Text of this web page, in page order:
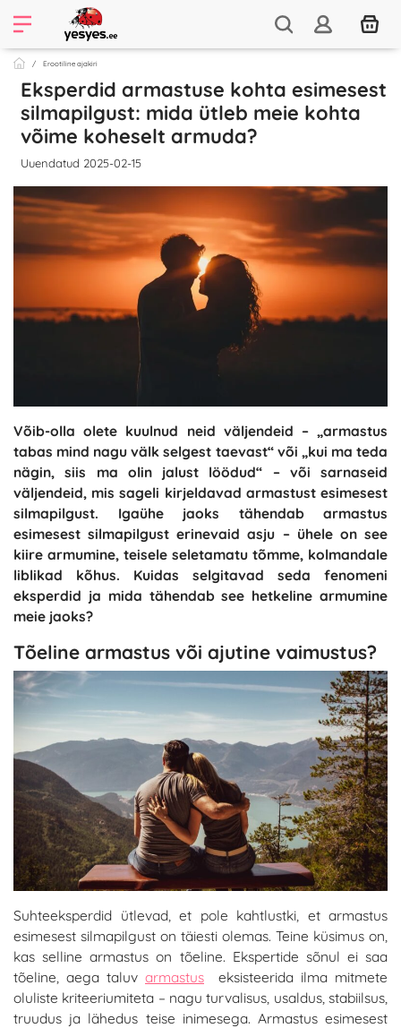
Erootiline ajakiri
Eksperdid armastuse kohta esimesest
silmapilgust: mida ütleb meie kohta
võime koheselt armuda?
Uuendatud 2025-02-15
Võib-olla olete kuulnud neid väljendeid – „armastus
tabas mind nagu välk selgest taevast“ või „kui ma teda
nägin, siis ma olin jalust löödud“ – või sarnaseid
väljendeid, mis sageli kirjeldavad armastust esimesest
silmapilgust. Igaühe jaoks tähendab armastus
esimesest silmapilgust erinevaid asju – ühele on see
kiire armumine, teisele seletamatu tõmme, kolmandale
liblikad kõhus. Kuidas selgitavad seda fenomeni
eksperdid ja mida tähendab see hetkeline armumine
meie jaoks?
Tõeline armastus või ajutine vaimustus?
Suhteeksperdid ütlevad, et pole kahtlustki, et armastus
esimesest silmapilgust on täiesti olemas. Teine küsimus on,
kas selline armastus on tõeline. Ekspertide sõnul ei saa
tõeline, aega taluv armastus eksisteerida ilma mitmete
oluliste kriteeriumiteta – nagu turvalisus, usaldus, stabiilsus,
truudus ja lähedus teise inimesega. Armastus esimesest